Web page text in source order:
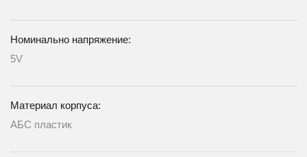
Номинально напряжение:
5V
Материал корпуса:
АБС пластик